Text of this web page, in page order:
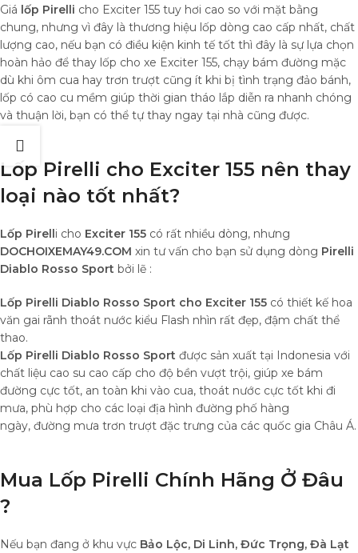
Giá lốp Pirelli cho Exciter 155 tuy hơi cao so với mặt bằng
chung, nhưng vì đây là thương hiệu lốp dòng cao cấp nhất, chất
lượng cao, nếu bạn có điều kiện kinh tế tốt thì đây là sự lựa chọn
hoàn hảo để thay lốp cho xe Exciter 155, chạy bám đường mặc
dù khi ôm cua hay trơn trượt cũng ít khi bị tình trạng đảo bánh,
lốp có cao cu mềm giúp thời gian tháo lắp diễn ra nhanh chóng
và thuận lời, bạn có thể tự thay ngay tại nhà cũng được.
Lốp Pirelli cho Exciter 155 nên thay
loại nào tốt nhất?
Lốp Pirelli cho Exciter 155 có rất nhiều dòng, nhưng
DOCHOIXEMAY49.COM xin tư vấn cho bạn sử dụng dòng Pirelli
Diablo Rosso Sport bởi lẽ :
Lốp Pirelli Diablo Rosso Sport cho Exciter 155 có thiết kế hoa
văn gai rãnh thoát nước kiểu Flash nhìn rất đẹp, đậm chất thể
thao.
Lốp Pirelli Diablo Rosso Sport được sản xuất tại Indonesia với
chất liệu cao su cao cấp cho độ bền vượt trội, giúp xe bám
đường cực tốt, an toàn khi vào cua, thoát nước cực tốt khi đi
mưa, phù hợp cho các loại địa hình đường phố hàng
ngày, đường mưa trơn trượt đặc trưng của các quốc gia Châu Á.
Mua Lốp Pirelli Chính Hãng Ở Đâu
?
Nếu bạn đang ở khu vực Bảo Lộc, Di Linh, Đức Trọng, Đà Lạt